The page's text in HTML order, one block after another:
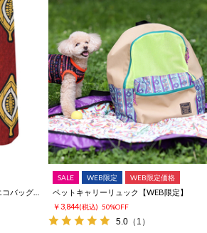
SALE WEB限定 WEB限定価格
ペットキャリーリュック【WEB限定】
￥3,844(税込) 50%OFF
5.0 （1）